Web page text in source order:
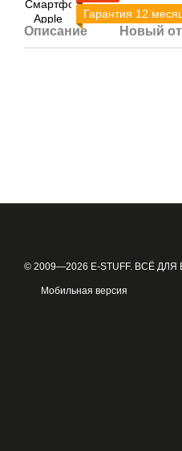
Гарантия 12
Описание Новый
© 2009—2026 E-STUFF. ВСЁ
Мобильная версия